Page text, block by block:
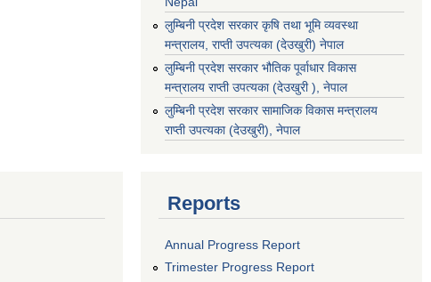
लुम्बिनी प्रदेश सरकार कृषि तथा भूमि व्यवस्था
मन्त्रालय, राप्ती उपत्यका (देउखुरी) नेपाल
लुम्बिनी प्रदेश सरकार भौतिक पूर्वाधार विकास
मन्त्रालय राप्ती उपत्यका (देउखुरी ), नेपाल
‌लुम्बिनी प्रदेश सरकार सामाजिक विकास मन्‍‍त्रालय
राप्ती उपत्यका (देउखुरी), नेपाल
Reports
Annual Progress Report
Trimester Progress Report